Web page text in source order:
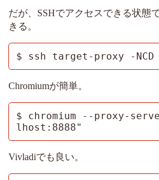
だが、SSHでアクセスできる状態
きる。
$ ssh target-proxy -NCD
Chromiumが簡単。
$ chromium --proxy-
lhost:8888"
Vivladiでも良い。